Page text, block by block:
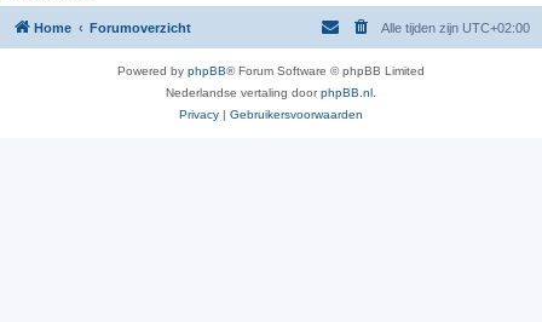
Home Forumoverzicht Alle tijden zijn UTC+02:00
Powered by phpBB® Forum Software © phpBB Limited
Nederlandse vertaling doorphpBB.nl
Privacy | Gebruikersvoorwaarden